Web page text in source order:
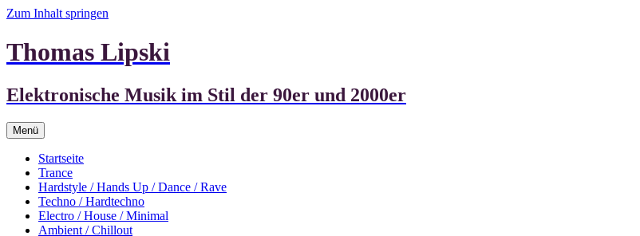
Zum Inhalt springen
Thomas Lipski
Elektronische Musik im Stil der 90er und 2000er
Menü
Startseite
Trance
Hardstyle / Hands Up / Dance / Rave
Techno / Hardtechno
Electro / House / Minimal
Ambient / Chillout